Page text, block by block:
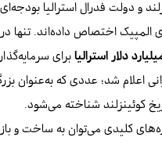
و دولت فدرال استرالیا بودجه‌ای
المپیک اختصاص داده‌اند. تنها
برای
اعلام شد؛ عددی که به‌عنوان
کوئینزلند شناخته می‌شود.
کلیدی می‌توان به ساخت و